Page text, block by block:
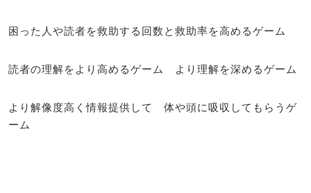
困った人や読者を救助する回数と救助率を高めるゲーム
読者の理解をより高めるゲーム より理解を深めるゲーム
より解像度高く情報提供して 体や頭に吸収してもらうゲ
ーム